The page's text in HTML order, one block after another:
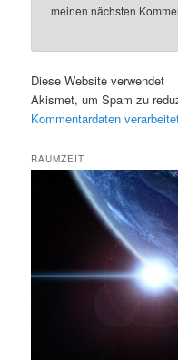
meinen nächsten
Diese Website verwendet
Akismet, um Spam zu
Kommentardaten
RAUMZEIT